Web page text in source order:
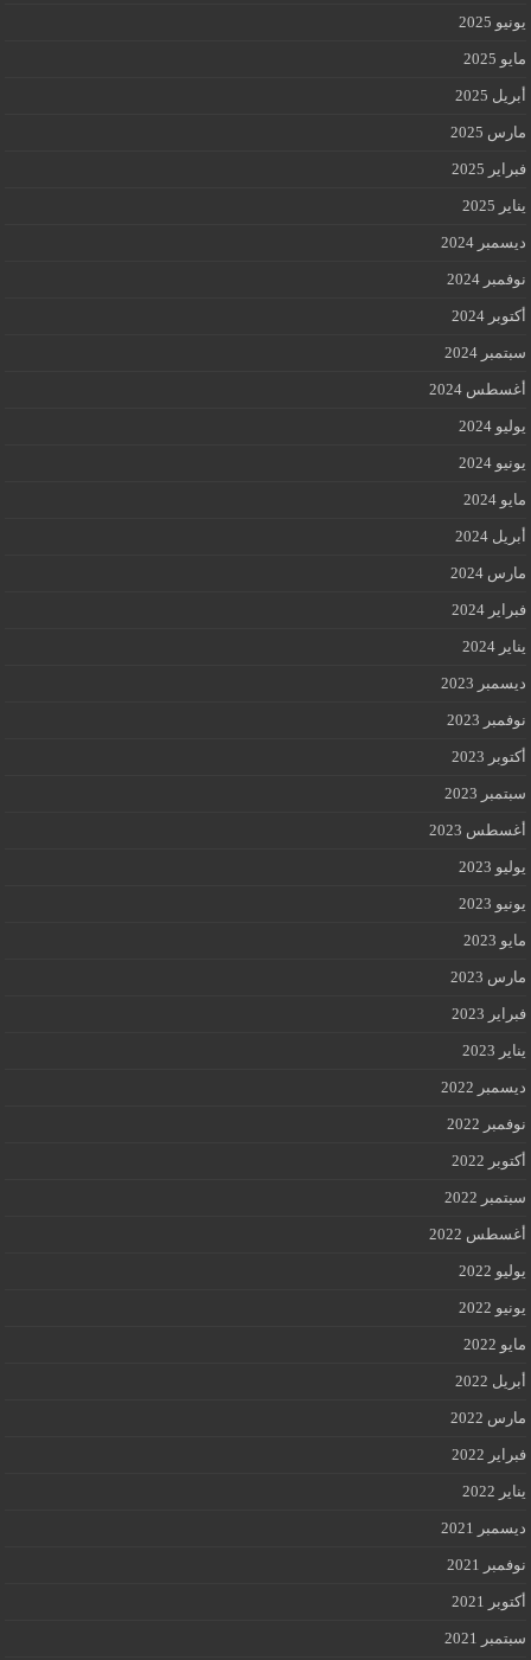
يونيو 2025
مايو 2025
أبريل 2025
مارس 2025
فبراير 2025
يناير 2025
ديسمبر 2024
نوفمبر 2024
أكتوبر 2024
سبتمبر 2024
أغسطس 2024
يوليو 2024
يونيو 2024
مايو 2024
أبريل 2024
مارس 2024
فبراير 2024
يناير 2024
ديسمبر 2023
نوفمبر 2023
أكتوبر 2023
سبتمبر 2023
أغسطس 2023
يوليو 2023
يونيو 2023
مايو 2023
مارس 2023
فبراير 2023
يناير 2023
ديسمبر 2022
نوفمبر 2022
أكتوبر 2022
سبتمبر 2022
أغسطس 2022
يوليو 2022
يونيو 2022
مايو 2022
أبريل 2022
مارس 2022
فبراير 2022
يناير 2022
ديسمبر 2021
نوفمبر 2021
أكتوبر 2021
سبتمبر 2021